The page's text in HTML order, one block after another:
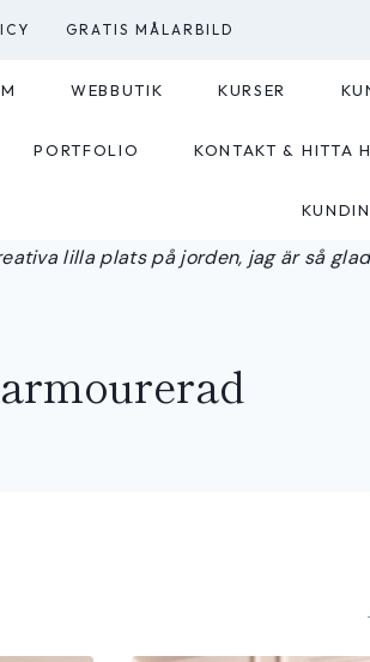
GRATIS MÅLARBILD
WEBBUTIK KURSER
PORTFOLIO KONTAKT & HITTA
lilla plats på jorden, jag är så